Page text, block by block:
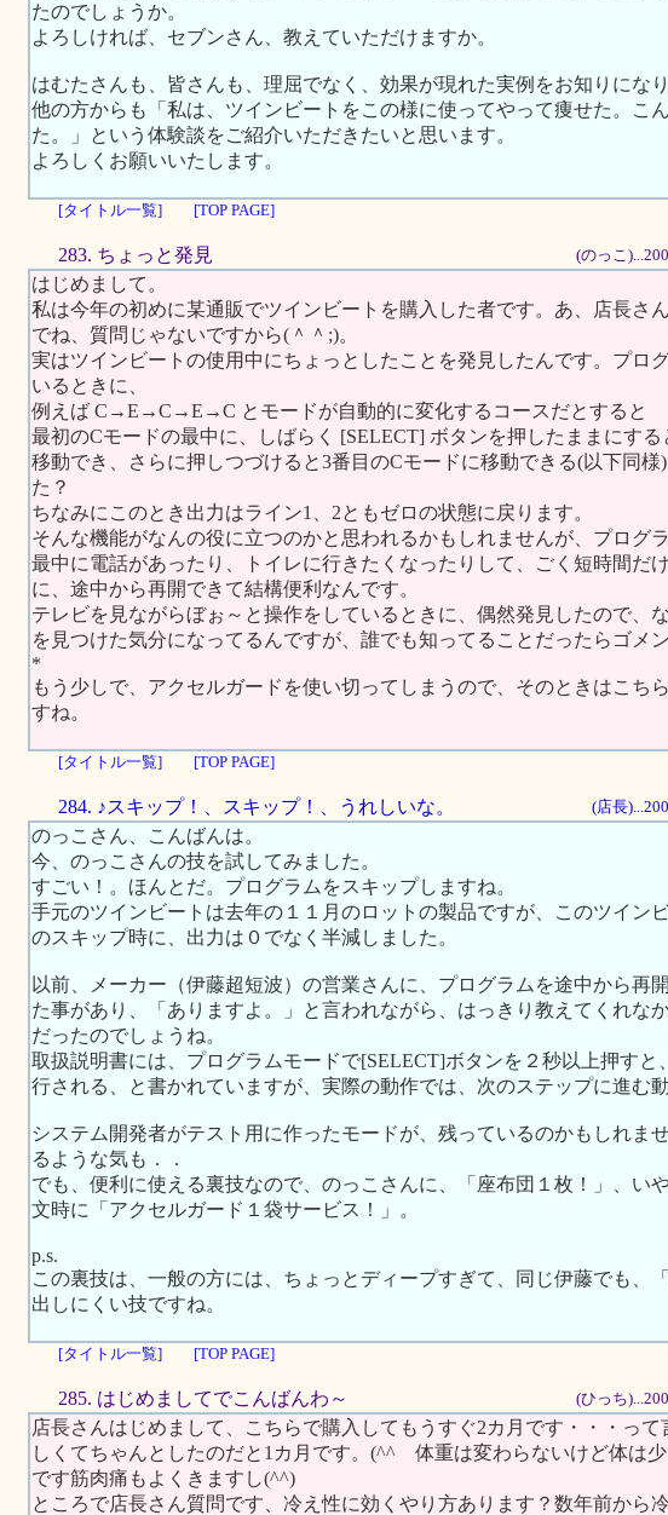
たのでしょうか。
よろしければ、セブンさん、教えていただけますか。
はむたさんも、皆さんも、理屈でなく、効果が現れた実例をお知りにな
他の方からも「私は、ツインビートをこの様に使ってやって痩せた。こ
た。」という体験談をご紹介いただきたいと思います。
よろしくお願いいたします。
[タイトル一覧] [TOP PAGE]
283. ちょっと発見 (のっこ
はじめまして。
私は今年の初めに某通販でツインビートを購入した者です。あ、店長さ
でね、質問じゃないですから(＾＾;)。
実はツインビートの使用中にちょっとしたことを発見したんです。プロ
いるときに、
例えば C→E→C→E→C とモードが自動的に変化するコースだとすると
最初のCモードの最中に、しばらく [SELECT] ボタンを押したままにする
移動でき、さらに押しつづけると3番目のCモードに移動できる(以下同様
た？
ちなみにこのとき出力はライン1、2ともゼロの状態に戻ります。
そんな機能がなんの役に立つのかと思われるかもしれませんが、プログ
最中に電話があったり、トイレに行きたくなったりして、ごく短時間だ
に、途中から再開できて結構便利なんです。
テレビを見ながらぼぉ～と操作をしているときに、偶然発見したので、
を見つけた気分になってるんですが、誰でも知ってることだったらゴメン
*
もう少しで、アクセルガードを使い切ってしまうので、そのときはこち
すね。
[タイトル一覧] [TOP PAGE]
284. ♪スキップ！、スキップ！、うれしいな。 (店長
のっこさん、こんばんは。
今、のっこさんの技を試してみました。
すごい！。ほんとだ。プログラムをスキップしますね。
手元のツインビートは去年の１１月のロットの製品ですが、このツイン
のスキップ時に、出力は０でなく半減しました。
以前、メーカー（伊藤超短波）の営業さんに、プログラムを途中から再
た事があり、「ありますよ。」と言われながら、はっきり教えてくれな
だったのでしょうね。
取扱説明書には、プログラムモードで[SELECT]ボタンを２秒以上押すと
行される、と書かれていますが、実際の動作では、次のステップに進む
システム開発者がテスト用に作ったモードが、残っているのかもしれま
るような気も．．
でも、便利に使える裏技なので、のっこさんに、「座布団１枚！」、い
文時に「アクセルガード１袋サービス！」。
p.s.
この裏技は、一般の方には、ちょっとディープすぎて、同じ伊藤でも、
出しにくい技ですね。
[タイトル一覧] [TOP PAGE]
285. はじめましてでこんばんわ～ (ひっち
店長さんはじめまして、こちらで購入してもうすぐ2カ月です・・・っ
しくてちゃんとしたのだと1カ月です。(^^ゞ体重は変わらないけど体は
です筋肉痛もよくきますし(^^)
ところで店長さん質問です、冷え性に効くやり方あります？数年前から